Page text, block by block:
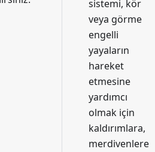
sistemi, kör
veya görme
engelli
yayaların
hareket
etmesine
yardımcı
olmak için
kaldırımlara,
merdivenlere